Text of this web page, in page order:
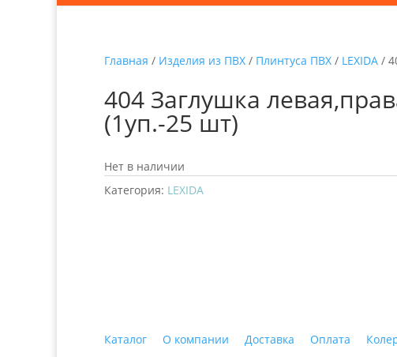
Главная / Изделия из ПВХ / Плинтуса ПВХ / LEXIDA /
404 Заглушка
(1уп.-25 шт)
Нет в наличии
Категория: LEXIDA
Каталог О компании Доставка Оплата